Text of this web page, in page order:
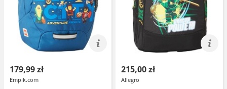
179,99 zł
Empik.com
215,00 zł
Allegro